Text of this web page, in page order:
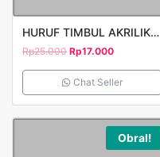
HURUF TIMBUL AKRILIK INNOVATION LAB
Rp25.000 Rp17.000
Chat Seller
Obral!